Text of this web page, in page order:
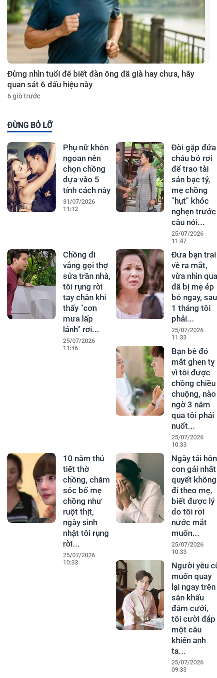
Đừng nhìn tuổi để biết đàn ông đã già hay chưa, hãy
quan sát 6 dấu hiệu này
6 giờ trước
ĐỪNG BỎ LỠ
Phụ nữ khôn
ngoan nên
chọn chồng
dựa vào 5
tính cách này
31/07/2026
11:12
Đòi gặp đứa
cháu bỏ rơi
để trao tài
sản bạc tỷ,
mẹ chồng
"hụt" khóc
nghẹn trước
câu nói...
25/07/2026
11:47
Chồng đi
vắng gọi thợ
sửa trần nhà,
tôi rụng rời
tay chân khi
thấy "cơn
mưa lấp
lánh" rơi...
25/07/2026
11:46
Đưa bạn trai
về ra mắt,
vừa nhìn qua
đã bị mẹ ép
bỏ ngay, sau
1 tháng tôi
phải...
25/07/2026
11:33
Bạn bè đỏ
mắt ghen tỵ
vì tôi được
chồng chiều
chuộng, nào
ngờ 3 năm
qua tôi phải
nuốt...
25/07/2026
10:33
10 năm thủ
tiết thờ
chồng, chăm
sóc bố mẹ
chồng như
ruột thịt,
ngày sinh
nhật tôi rụng
rời...
25/07/2026
10:33
Ngày tái
con gái nhất
quyết không
đi theo mẹ,
biết được lý
do tôi rơi
nước mắt
muốn...
25/07/2026
10:33
Người yêu
muốn quay
lại ngay trên
sân khấu
đám cưới,
tôi cười đáp
một câu
khiến anh
ta...
25/07/2026
09:33